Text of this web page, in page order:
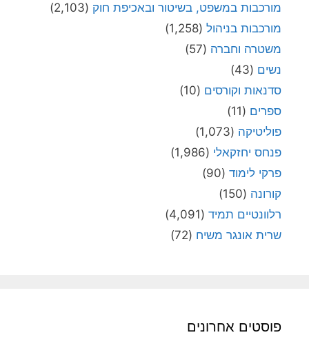
מורכבות במשפט, בשיטור ובאכיפת חוק (2,103)
מורכבות בניהול (1,258)
משטרה וחברה (57)
נשים (43)
סדנאות וקורסים (10)
ספרים (11)
פוליטיקה (1,073)
פנחס יחזקאלי (1,986)
פרקי לימוד (90)
קורונה (150)
רלוונטיים תמיד (4,091)
שרית אונגר משיח (72)
פוסטים אחרונים